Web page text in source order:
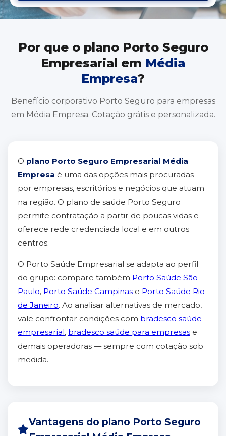
Por que o plano Porto Seguro
Empresarial em Média
Empresa?
Benefício corporativo Porto Seguro para empresas
em Média Empresa. Cotação grátis e personalizada.
O plano Porto Seguro Empresarial Média
Empresa é uma das opções mais procuradas
por empresas, escritórios e negócios que atuam
na região. O plano de saúde Porto Seguro
permite contratação a partir de poucas vidas e
oferece rede credenciada local e em outros
centros.
O Porto Saúde Empresarial se adapta ao perfil
do grupo: compare também Porto Saúde São
Paulo, Porto Saúde Campinas e Porto Saúde Rio
de Janeiro. Ao analisar alternativas de mercado,
vale confrontar condições com bradesco saúde
empresarial, bradesco saúde para empresas e
demais operadoras — sempre com cotação sob
medida.
Vantagens do plano Porto Seguro